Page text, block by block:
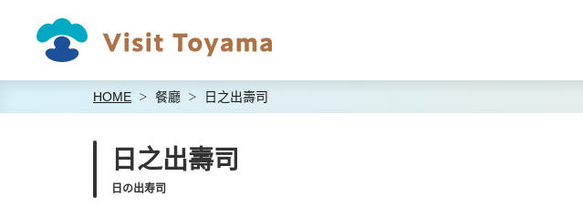
HOME 餐廳 日之出壽司
日之出壽司
日の出寿司